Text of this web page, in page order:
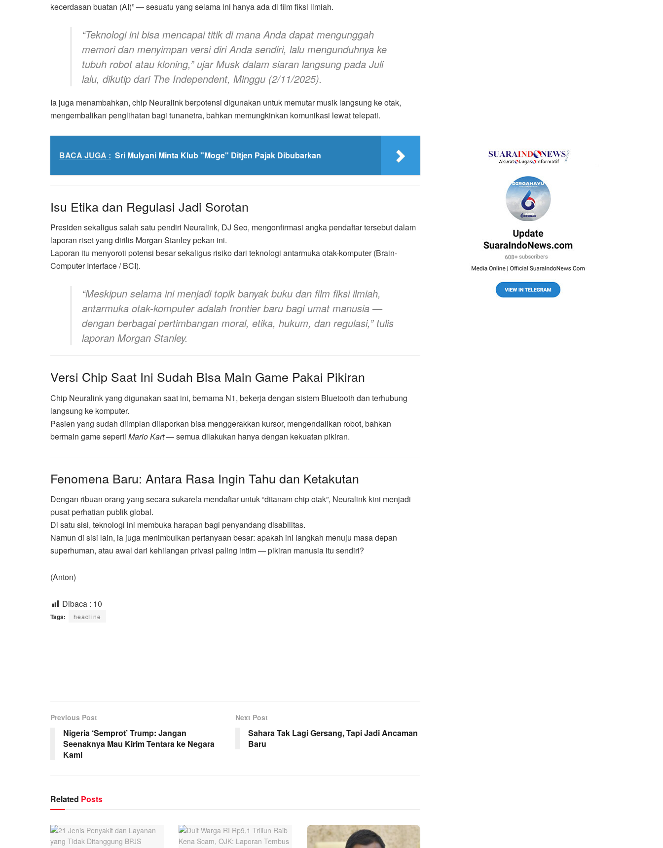
kecerdasan buatan (AI)” — sesuatu yang selama ini hanya ada di film fiksi ilmiah.
“Teknologi ini bisa mencapai titik di mana Anda dapat mengunggah
memori dan menyimpan versi diri Anda sendiri, lalu mengunduhnya ke
tubuh robot atau kloning,” ujar Musk dalam siaran langsung pada Juli
lalu, dikutip dari The Independent, Minggu (2/11/2025).
Ia juga menambahkan, chip Neuralink berpotensi digunakan untuk memutar musik langsung ke otak,
mengembalikan penglihatan bagi tunanetra, bahkan memungkinkan komunikasi lewat telepati.
BACA JUGA : Sri Mulyani Minta Klub "Moge" Ditjen Pajak Dibubarkan
Isu Etika dan Regulasi Jadi Sorotan
Presiden sekaligus salah satu pendiri Neuralink, DJ Seo, mengonfirmasi angka pendaftar tersebut dalam
laporan riset yang dirilis Morgan Stanley pekan ini.
Laporan itu menyoroti potensi besar sekaligus risiko dari teknologi antarmuka otak-komputer (Brain-
Computer Interface / BCI).
“Meskipun selama ini menjadi topik banyak buku dan film fiksi ilmiah,
antarmuka otak-komputer adalah frontier baru bagi umat manusia —
dengan berbagai pertimbangan moral, etika, hukum, dan regulasi,” tulis
laporan Morgan Stanley.
Versi Chip Saat Ini Sudah Bisa Main Game Pakai Pikiran
Chip Neuralink yang digunakan saat ini, bernama N1, bekerja dengan sistem Bluetooth dan terhubung
langsung ke komputer.
Pasien yang sudah diimplan dilaporkan bisa menggerakkan kursor, mengendalikan robot, bahkan
bermain game seperti Mario Kart— semua dilakukan hanya dengan kekuatan pikiran.
Fenomena Baru: Antara Rasa Ingin Tahu dan Ketakutan
Dengan ribuan orang yang secara sukarela mendaftar untuk “ditanam chip otak”, Neuralink kini menjadi
pusat perhatian publik global.
Di satu sisi, teknologi ini membuka harapan bagi penyandang disabilitas.
Namun di sisi lain, ia juga menimbulkan pertanyaan besar: apakah ini langkah menuju masa depan
superhuman, atau awal dari kehilangan privasi paling intim — pikiran manusia itu sendiri?
(Anton)
Dibaca : 10
Tags: headline
Previous Post
Nigeria ‘Semprot’ Trump: Jangan
Seenaknya Mau Kirim Tentara ke Negara
Kami
Next Post
Sahara Tak Lagi Gersang, Tapi Jadi Ancaman
Baru
Related Posts